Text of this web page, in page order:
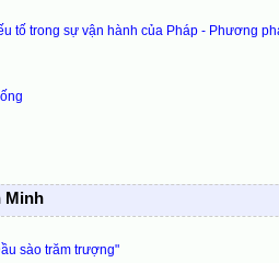
tố trong sự vận hành của Pháp - Phương
Minh
sào trăm trượng"